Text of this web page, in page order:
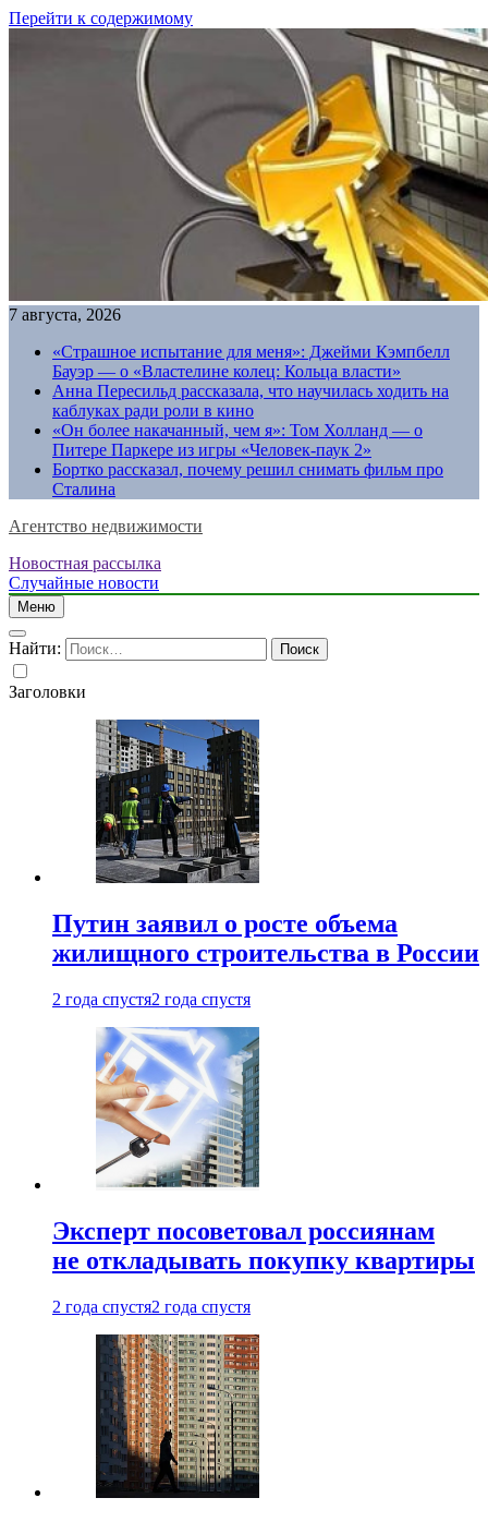
Перейти к содержимому
7 августа, 2026
«Страшное испытание для меня»: Джейми Кэмпбелл
Бауэр — о «Властелине колец: Кольца власти»
Анна Пересильд рассказала, что научилась ходить на
каблуках ради роли в кино
«Он более накачанный, чем я»: Том Холланд — о
Питере Паркере из игры «Человек-паук 2»
Бортко рассказал, почему решил снимать фильм про
Сталина
Агентство недвижимости
Новостная рассылка
Случайные новости
Меню
Найти:
Заголовки
Путин заявил о росте объема
жилищного строительства в России
2 года спустя2 года спустя
Эксперт посоветовал россиянам
не откладывать покупку квартиры
2 года спустя2 года спустя